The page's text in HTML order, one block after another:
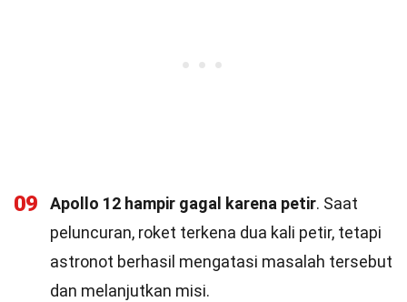
09 Apollo 12 hampir gagal karena petir. Saat
peluncuran, roket terkena dua kali petir, tetapi
astronot berhasil mengatasi masalah tersebut
dan melanjutkan misi.